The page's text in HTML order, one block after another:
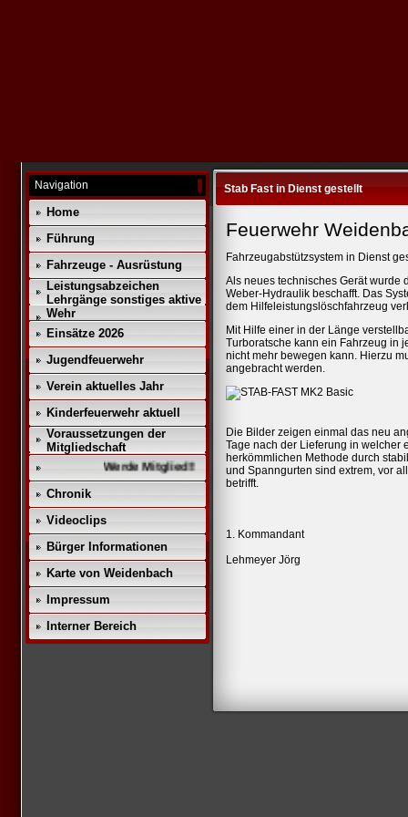
Navigation
Home
Führung
Fahrzeuge - Ausrüstung
Leistungsabzeichen
Lehrgänge sonstiges aktive
Wehr
Einsätze 2026
Jugendfeuerwehr
Verein aktuelles Jahr
Kinderfeuerwehr aktuell
Voraussetzungen der
Mitgliedschaft
Werde Mitglied!!
Chronik
Videoclips
Bürger Informationen
Karte von Weidenbach
Impressum
Interner Bereich
Stab Fast in Dienst gestellt
Feuerwehr
Fahrzeugabstützsystem in Dienst
Als neues technisches Gerät wurde
Weber-Hydraulik beschafft. Das
dem Hilfeleistungslöschfahrzeug
Mit Hilfe einer in der Länge
Turboratsche kann ein Fahrzeug in
nicht mehr bewegen kann. Hierzu
angebracht werden.
Die Bilder zeigen einmal das neu
Tage nach der Lieferung in welcher
herkömmlichen Methode durch
und Spanngurten sind extrem, vor
betrifft.
1. Kommandant
Lehmeyer Jörg